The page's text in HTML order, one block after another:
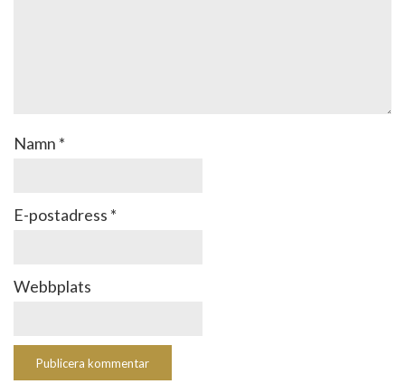
Namn *
E-postadress *
Webbplats